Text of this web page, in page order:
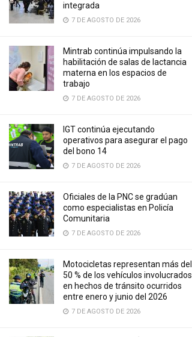
integrada
7 DE AGOSTO DE 2026
Mintrab continúa impulsando la
habilitación de salas de lactancia
materna en los espacios de
trabajo
7 DE AGOSTO DE 2026
IGT continúa ejecutando
operativos para asegurar el pago
del bono 14
7 DE AGOSTO DE 2026
Oficiales de la PNC se gradúan
como especialistas en Policía
Comunitaria
7 DE AGOSTO DE 2026
Motocicletas representan más del
50 % de los vehículos involucrados
en hechos de tránsito ocurridos
entre enero y junio del 2026
7 DE AGOSTO DE 2026